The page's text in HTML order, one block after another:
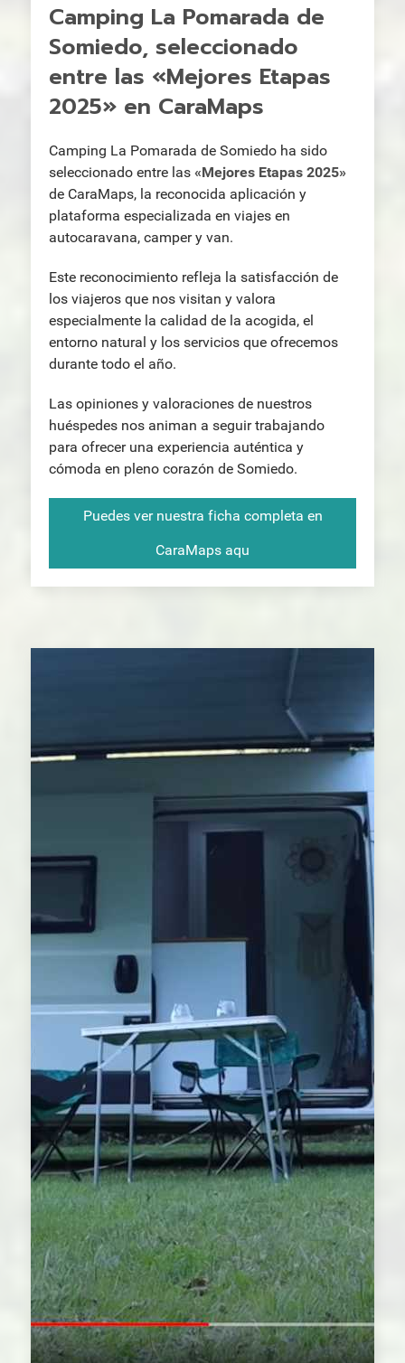
Camping La Pomarada de
Somiedo, seleccionado
entre las «Mejores Etapas
2025» en CaraMaps
Camping La Pomarada de Somiedo ha sido
seleccionado entre las «Mejores Etapas 2025»
de CaraMaps, la reconocida aplicación y
plataforma especializada en viajes en
autocaravana, camper y van.
Este reconocimiento refleja la satisfacción de
los viajeros que nos visitan y valora
especialmente la calidad de la acogida, el
entorno natural y los servicios que ofrecemos
durante todo el año.
Las opiniones y valoraciones de nuestros
huéspedes nos animan a seguir trabajando
para ofrecer una experiencia auténtica y
cómoda en pleno corazón de Somiedo.
Puedes ver nuestra ficha completa en
CaraMaps aqu